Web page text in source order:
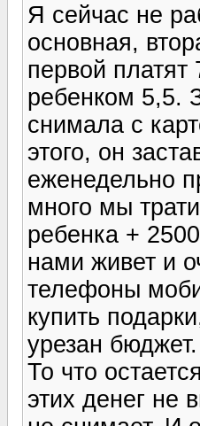
Я сейчас не
основная,
первой
ребенком 5,5.
снимала с
этого, он
еженедельно
много мы
ребенка +
нами живет и
телефоны
купить
урезан
То что
этих денег не